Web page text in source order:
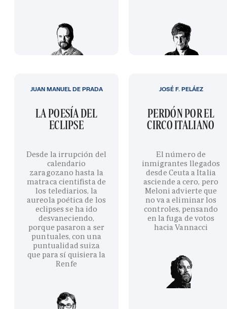
LA POESÍA DEL
ECLIPSE
Desde la irrupción del
calendario
zaragozano hasta la
matraca cientifista de
los telediarios, la
aureola poética de los
eclipses se ha ido
desvaneciendo,
porque pasaron a ser
puntuales, con una
puntualidad suiza
que para sí quisiera la
Renfe
JUAN MANUEL DE PRADA
PERDÓN POR EL
CIRCO ITALIANO
El número de
inmigrantes llegados
desde Ceuta a Italia
asciende a cero, pero
Meloni advierte que
no va a eliminar los
controles, pensando
en la fuga de votos
hacia Vannacci
JOSÉ F. PELÁEZ